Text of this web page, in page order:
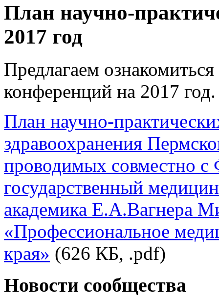
План научно-
2017 год
Предлагаем
конференций на 2017 год.
План научно-
здравоохранения
проводимых совместно
государственный
академика Е.А.Вагнера
«Профессиональное
края» (626 КБ, .pdf)
Новости сообщества